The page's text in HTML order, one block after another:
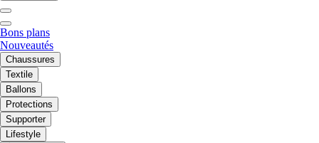
Bons plans
Nouveautés
Chaussures
Textile
Ballons
Protections
Supporter
Lifestyle